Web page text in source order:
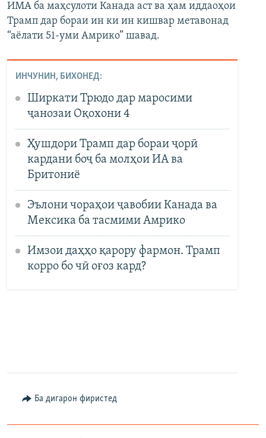
ИМА ба маҳсулоти Канада аст ва ҳам иддаоҳои
Трамп дар бораи ин ки ин кишвар метавонад
“аёлати 51-уми Амрико” шавад.
ИНЧУНИН, БИХОНЕД:
Ширкати Трюдо дар маросими
ҷанозаи Оқохони 4
Ҳушдори Трамп дар бораи ҷорӣ
кардани боҷ ба молҳои ИА ва
Бритониё
Эълони чораҳои ҷавобии Канада ва
Мексика ба тасмими Амрико
Имзои даҳҳо қарору фармон. Трамп
корро бо чӣ оғоз кард?
Ба дигарон фиристед